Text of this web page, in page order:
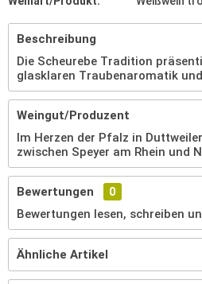
Beschreibung
Die Scheurebe Tradition
glasklaren Traubenaromatik
Weingut/Produzent
Im Herzen der Pfalz in
zwischen Speyer am Rhein und
Bewertungen
0
Bewertungen lesen, schreiben
Ähnliche Artikel